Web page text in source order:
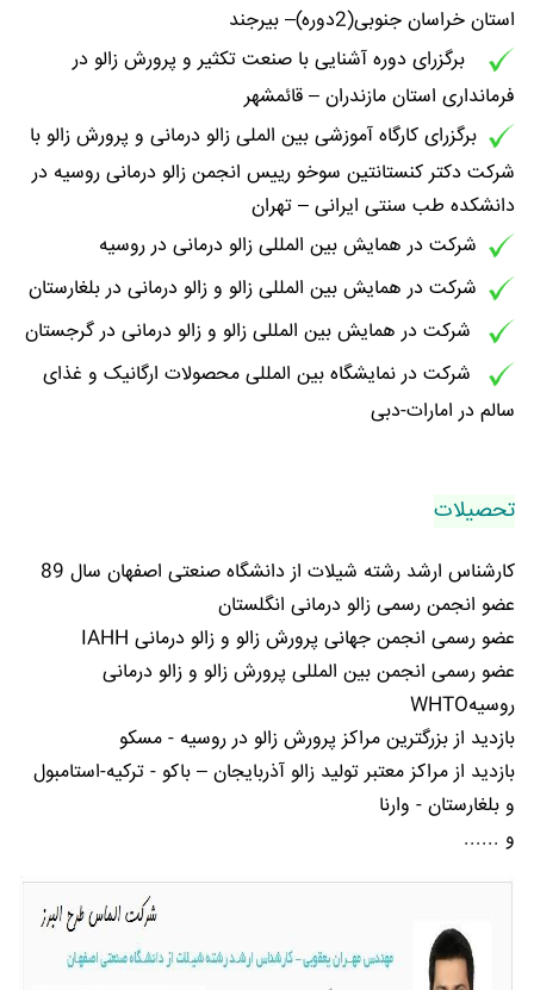
استان خراسان جنوبی(2دوره)– بیرجند
برگزرای دوره آشنایی با صنعت تکثیر و پرورش زالو در
فرمانداری استان مازندران – قائمشهر
برگزرای کارگاه آموزشی بین الملی زالو درمانی و پرورش زالو با
شرکت دکتر کنستانتین سوخو رییس انجمن زالو درمانی روسیه در
دانشکده طب سنتی ایرانی – تهران
شرکت در همایش بین المللی زالو درمانی در روسیه
شرکت در همایش بین المللی زالو و زالو درمانی در بلغارستان
شرکت در همایش بین المللی زالو و زالو درمانی در گرجستان
شرکت در نمایشگاه بین المللی محصولات ارگانیک و غذای
سالم در امارات-دبی
تحصیلات
کارشناس ارشد رشته شیلات از دانشگاه صنعتی اصفهان سال 89
عضو انجمن رسمی زالو درمانی انگلستان
عضو رسمی انجمن جهانی پرورش زالو و زالو درمانی IAHH
عضو رسمی انجمن بین المللی پرورش زالو و زالو درمانی
روسیهWHTO
بازدید از بزرگترین مراکز پرورش زالو در روسیه - مسکو
بازدید از مراکز معتبر تولید زالو آذربایجان – باکو - ترکیه-استامبول
و بلغارستان - وارنا
و ......